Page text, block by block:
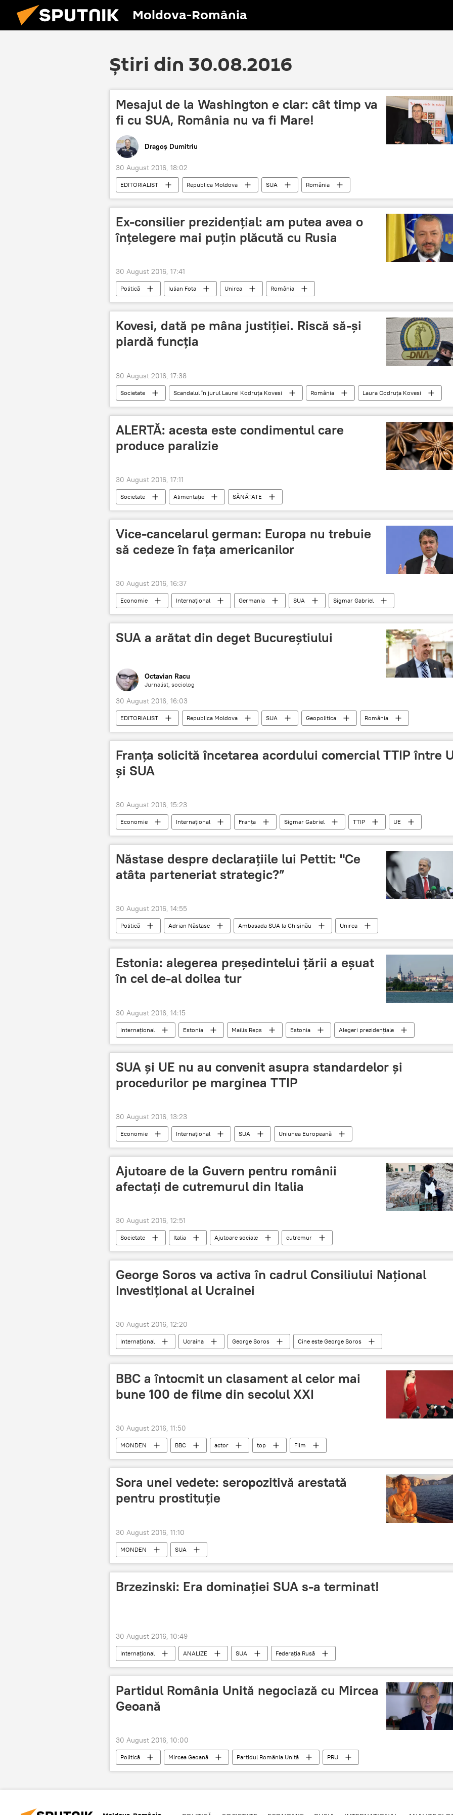
Moldova-România
Știri din 30.08.2016
Mesajul de la Washington e clar: cât timp va
fi cu SUA, România nu va fi Mare!
Dragoș Dumitriu
30 August 2016, 18:02
EDITORIALIST Republica Moldova SUA România
Ex-consilier prezidențial: am putea avea o
înţelegere mai puţin plăcută cu Rusia
30 August 2016, 17:41
Politică Iulian Fota Unirea România
Kovesi, dată pe mâna justiţiei. Riscă să-şi
piardă funcţia
30 August 2016, 17:38
Societate Scandalul în jurul Laurei Kodruța Kovesi România
Laura Codruța Kovesi
DNA
ALERTĂ: acesta este condimentul care
produce paralizie
30 August 2016, 17:11
Societate Alimentație SĂNĂTATE
Vice-cancelarul german: Europa nu trebuie
să cedeze în fața americanilor
30 August 2016, 16:37
Economie Internaţional Germania SUA
Sigmar Gabriel
Sigmar Gabriel
TTIP Uniunea Europeană
SUA a arătat din deget Bucureștiului
Octavian Racu
Jurnalist, sociolog
30 August 2016, 16:03
EDITORIALIST Republica Moldova SUA Geopolitica România
Franța solicită încetarea acordului comercial TTIP între
şi SUA
30 August 2016, 15:23
Economie Internaţional Franța Sigmar Gabriel TTIP
UE
SUA
Uniunea Europeană
Năstase despre declarațiile lui Pettit: "Ce
atâta parteneriat strategic?”
30 August 2016, 14:55
Politică Adrian Năstase Ambasada SUA la Chișinău
Unirea
Adrian Năstase
România
Estonia: alegerea președintelui țării a eșuat
în cel de-al doilea tur
30 August 2016, 14:15
Internaţional Estonia Mailis Reps Estonia Alegeri prezidenţiale
SUA și UE nu au convenit asupra standardelor și
procedurilor pe marginea TTIP
30 August 2016, 13:23
Economie Internaţional SUA
Uniunea Europeană
Frank-Walter Steinmeier
TTIP
Ajutoare de la Guvern pentru românii
afectați de cutremurul din Italia
30 August 2016, 12:51
Societate Italia Ajutoare sociale cutremur
George Soros va activa în cadrul Consiliului Național
Investițional al Ucrainei
30 August 2016, 12:20
Internaţional Ucraina George Soros Cine este George Soros
BBC a întocmit un clasament al celor mai
bune 100 de filme din secolul XXI
30 August 2016, 11:50
MONDEN BBC actor top Film
Sora unei vedete: seropozitivă arestată
pentru prostituţie
30 August 2016, 11:10
MONDEN SUA
Brzezinski: Era dominației SUA s-a terminat!
30 August 2016, 10:49
Internaţional ANALIZE SUA Federația Rusă
Partidul România Unită negociază cu Mircea
Geoană
30 August 2016, 10:00
Politică Mircea Geoană Partidul România Unită
PRU
Partidul România Unită
Mircea Geoană România